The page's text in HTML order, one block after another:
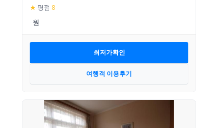
★ 평점 8
최저가확인
여행객 이용후기